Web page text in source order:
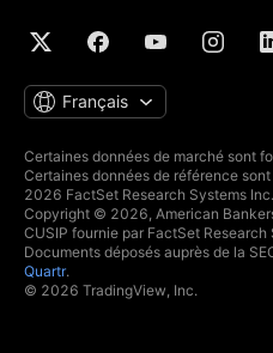
mondiales
Nouvelles
temps réel
Calendriers
économiques et de
résultats financiers
Courbes de
rendement
Français
Certaines données de marché sont
Certaines données de référence
2026 FactSet Research Systems Inc.
Copyright © 2026, American
CUSIP fournie par FactSet
Documents déposés auprès de la
Quartr.
© 2026 TradingView, Inc.